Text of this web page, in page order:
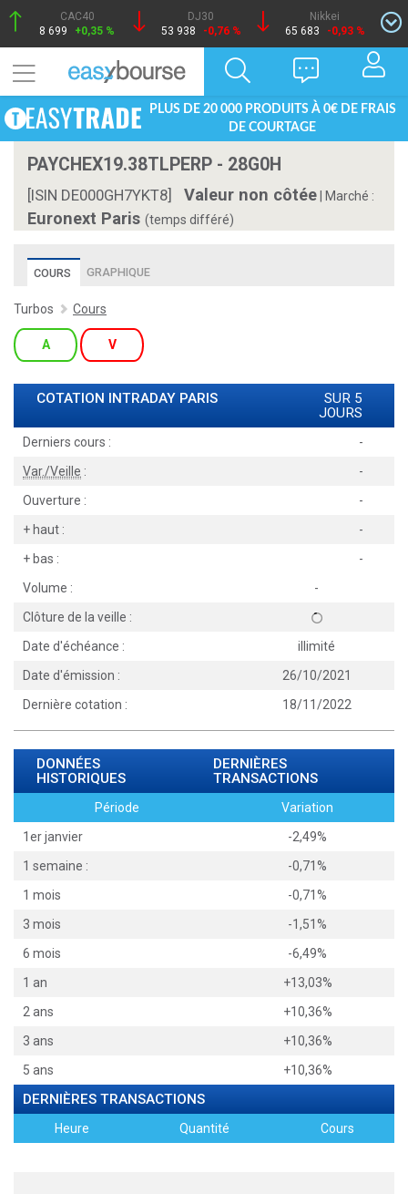
CAC40
8 699
+0,35 %
DJ30
53 938
-0,76 %
Nikkei
65 683
-0,93 %
PLUS DE 20 000 PRODUITS À 0€ DE FRAIS
DE COURTAGE
PAYCHEX19.38TLPERP - 28G0H
[ISIN DE000GH7YKT8] Valeur non côtée Marché :
Euronext Paris (temps différé)
COURS GRAPHIQUE
Turbos Cours
A V
COTATION INTRADAY PARIS
SUR 5
JOURS
Derniers cours :
-
Var./Veille :
-
Ouverture :
-
+ haut :
-
+ bas :
-
Volume :
-
Clôture de la veille :
Date d'échéance :
illimité
Date d'émission :
26/10/2021
Dernière cotation :
18/11/2022
DONNÉES
HISTORIQUES
DERNIÈRES
TRANSACTIONS
Période
Variation
1er janvier
-2,49%
1 semaine :
-0,71%
1 mois
-0,71%
3 mois
-1,51%
6 mois
-6,49%
1 an
+13,03%
2 ans
+10,36%
3 ans
+10,36%
5 ans
+10,36%
DERNIÈRES TRANSACTIONS
Heure Quantité Cours